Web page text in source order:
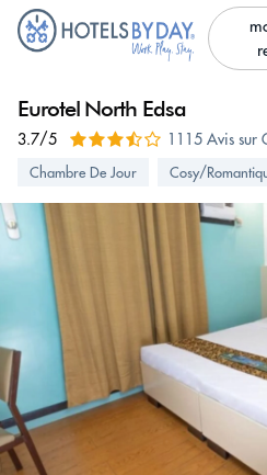
Eurotel North Edsa
3.7/5 1115 Avis sur
Chambre De Jour Cosy/